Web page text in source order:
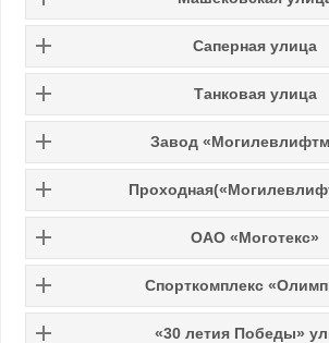
Саперная улица
Танковая улица
Завод
ОАО «Моготекс»
Спорткомплекс
«30 летия Победы»